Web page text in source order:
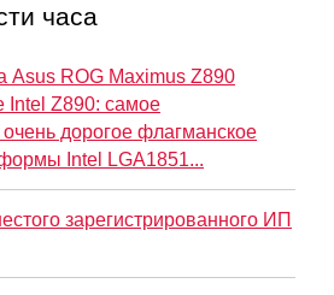
часа
Asus ROG Maximus Z890
Intel Z890: самое
дорогое флагманское
Intel LGA1851...
зарегистрированного ИП